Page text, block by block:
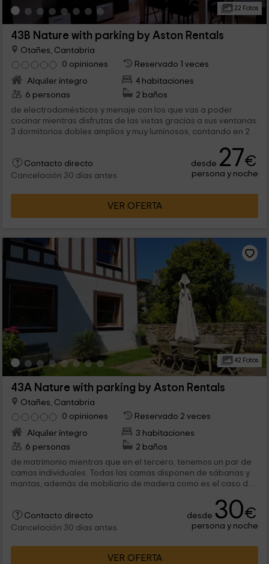
22 Fotos
43B Nature with parking by Aston Rentals
Otañes, Cantabria
0 opiniones
Reservado 1 veces
Alquiler íntegro
4 habitaciones
6 personas
2 baños
de electrodomésticos y menaje con los que vas a poder
cocinar mientras disfrutas de las vistas gracias a sus ventanas.
3 dormitorios dobles amplios y muy luminosos, contando en 2
Contacto directo
Cancelación 30 días antes
desde 27€
persona y noche
VER OFERTA
42 Fotos
43A Nature with parking by Aston Rentals
Otañes, Cantabria
0 opiniones
Reservado 2 veces
Alquiler íntegro
3 habitaciones
6 personas
2 baños
de matrimonio mientras que en el tercero, tenemos un par de
camas individuales. Todas las camas disponen de sábanas y
mantas, además de mobiliario de madera como es el caso de
Contacto directo
Cancelación 30 días antes
desde 30€
persona y noche
VER OFERTA